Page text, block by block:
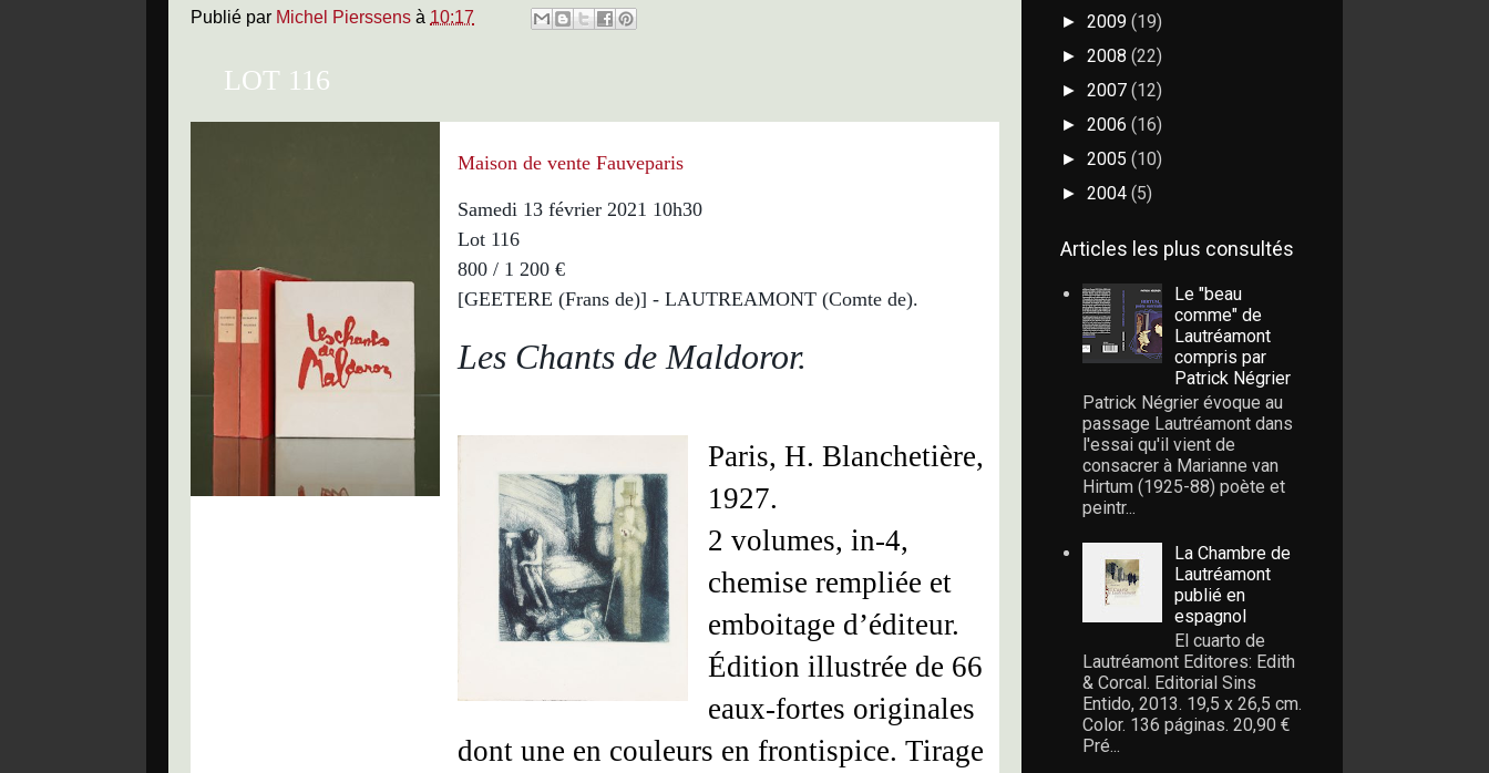
Publié par Michel Pierssens à 10:17
LOT 116
Maison de vente Fauveparis
Samedi 13 février 2021 10h30
Lot 116
800 / 1 200 €
[GEETERE (Frans de)] - LAUTREAMONT (Comte de).
Les Chants de Maldoror.
Paris, H. Blanchetière,
1927.
2 volumes, in-4,
chemise rempliée et
emboitage d’éditeur.
Édition illustrée de 66
eaux-fortes originales
dont une en couleurs en frontispice. Tirage
► 2009 (19)
► 2008 (22)
► 2007 (12)
► 2006 (16)
► 2005 (10)
► 2004 (5)
Articles les plus consultés
Le "beau
comme" de
Lautréamont
compris par
Patrick Négrier
Patrick Négrier évoque au
passage Lautréamont dans
l'essai qu'il vient de
consacrer à Marianne van
Hirtum (1925-88) poète et
peintr...
La Chambre de
Lautréamont
publié en
espagnol
El cuarto de
Lautréamont Editores: Edith
& Corcal. Editorial Sins
Entido, 2013. 19,5 x 26,5 cm.
Color. 136 páginas. 20,90 €
Pré...